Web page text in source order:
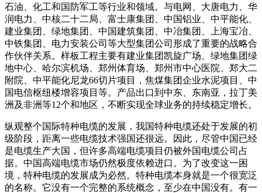
石油、化工和国防军工等行业和领域。与电网、大唐电力、华
润电力、中核二十二局、富士康集团、中国铝业、中平能化、
建业集团、绿地集团、中国建筑集团、中冶集团、上海宝冶、
中铁集团、电力安装公司等大型集团公司形成了重要的战略合
作伙伴关系。样板工程主要有建业集团凯旋广场、绿地集团绿
地中心、哈尔滨机场、郑州体育场、郑州市中心医院、郑大二
附院、中平能化尼龙66切片项目，焦煤集团企业水泥项目、中
国电信枢纽楼增容项目等。产品出口到中东、东南亚，拉丁美
洲及非洲等12个和地区，不断实现全球业务的持续稳定增长。
纵观整个国际特种电缆的发展，我国特种电缆还处于发展的初
级阶段，距离一些电缆技术强国还很远。因此，尽管中国已经
是电缆生产大国，但许多高端电缆项目仍被外国电缆公司占
据。中国高端电缆市场仍然极度依赖进口。为了改变这一困
境，特种电缆的发展成为必然。特种电缆本身就是一个很宽泛
的名称。它没有一个完整的系统概念，至少在中国没有。有一